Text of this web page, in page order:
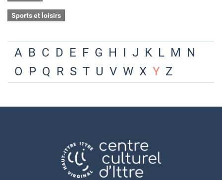
Sports et loisirs
A B C D E F G H I J K L M N
O P Q R S T U V W X Y Z